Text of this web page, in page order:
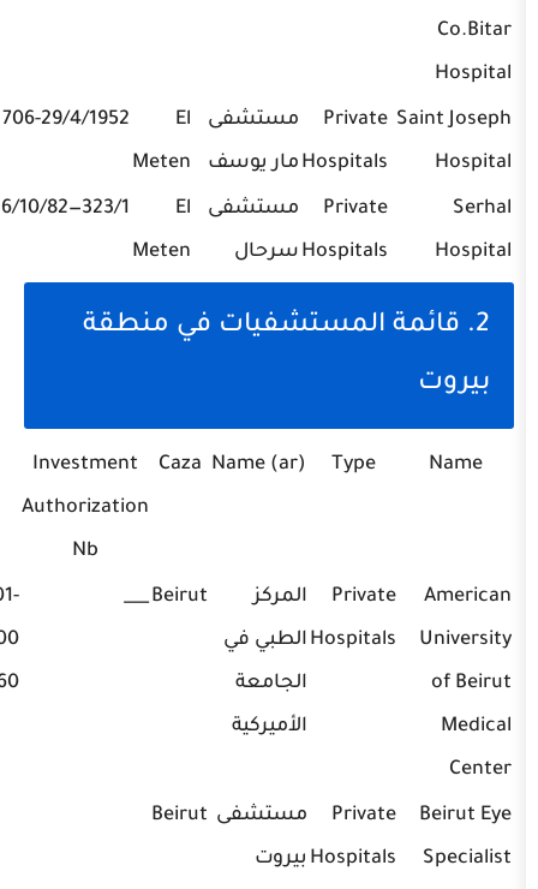
Private
Hospitals
مستشفى
مار يوسف
Meten
706-29/4/1952
01-240111
Private
Hospitals
مستشفى
سرحال
Meten
323/1—16/10/82
03-410100,
المستشفيات في منطقة
Type
Name (ar)
Caza
Investment
Phone
Private
Hospitals
المركز
الطبي في
الجامعة
Beirut
___
01-
Private
Hospitals
مستشفى
بيروت
Beirut